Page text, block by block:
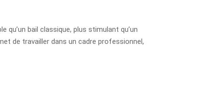
qu’un bail classique, plus stimulant qu’un
de travailler dans un cadre professionnel,